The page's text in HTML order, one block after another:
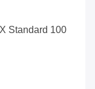
Standard 100